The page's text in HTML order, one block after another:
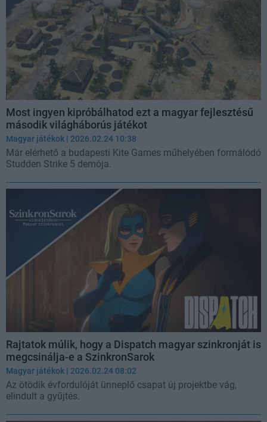
Most ingyen kipróbálhatod ezt a magyar fejlesztésű
második világháborús játékot
Magyar játékok | 2026.02.24 10:38
Már elérhető a budapesti Kite Games műhelyében formálódó
Studden Strike 5 demója.
Rajtatok múlik, hogy a Dispatch magyar szinkronját is
megcsinálja-e a SzinkronSarok
Magyar játékok | 2026.02.24 08:02
Az ötödik évfordulóját ünneplő csapat új projektbe vág,
elindult a gyűjtés.